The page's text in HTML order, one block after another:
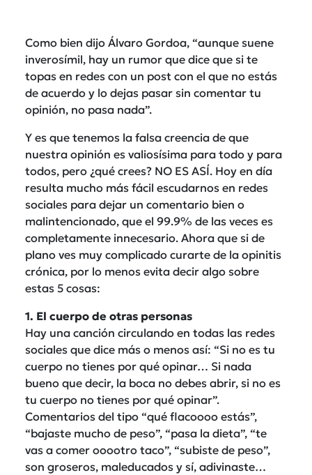
Como bien dijo Álvaro Gordoa, “aunque suene
inverosímil, hay un rumor que dice que si te
topas en redes con un post con el que no estás
de acuerdo y lo dejas pasar sin comentar tu
opinión, no pasa nada”.
Y es que tenemos la falsa creencia de que
nuestra opinión es valiosísima para todo y para
todos, pero ¿qué crees? NO ES ASÍ. Hoy en día
resulta mucho más fácil escudarnos en redes
sociales para dejar un comentario bien o
malintencionado, que el 99.9% de las veces es
completamente innecesario. Ahora que si de
plano ves muy complicado curarte de la opinitis
crónica, por lo menos evita decir algo sobre
estas 5 cosas:
1. El cuerpo de otras personas
Hay una canción circulando en todas las redes
sociales que dice más o menos así: “Si no es tu
cuerpo no tienes por qué opinar… Si nada
bueno que decir, la boca no debes abrir, si no es
tu cuerpo no tienes por qué opinar”.
Comentarios del tipo “qué flacoooo estás”,
“bajaste mucho de peso”, “pasa la dieta”, “te
vas a comer ooootro taco”, “subiste de peso”,
son groseros, maleducados y sí, adivinaste…